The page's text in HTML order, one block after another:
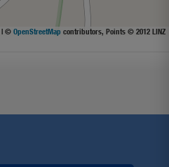
| © OpenStreetMap contributors, Points © 2012 LINZ